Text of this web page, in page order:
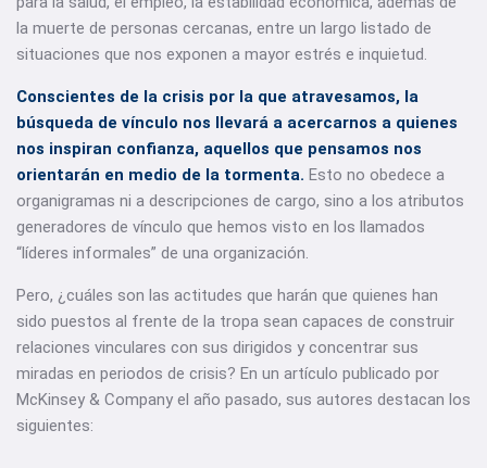
la muerte de personas cercanas, entre un largo listado de
situaciones que nos exponen a mayor estrés e inquietud.
Conscientes de la crisis por la que atravesamos, la
búsqueda de vínculo nos llevará a acercarnos a quienes
nos inspiran confianza, aquellos que pensamos nos
orientarán en medio de la tormenta. Esto no obedece a
organigramas ni a descripciones de cargo, sino a los atributos
generadores de vínculo que hemos visto en los llamados
“líderes informales” de una organización.
Pero, ¿cuáles son las actitudes que harán que quienes han
sido puestos al frente de la tropa sean capaces de construir
relaciones vinculares con sus dirigidos y concentrar sus
miradas en periodos de crisis? En un artículo publicado por
McKinsey & Company el año pasado, sus autores destacan los
siguientes: